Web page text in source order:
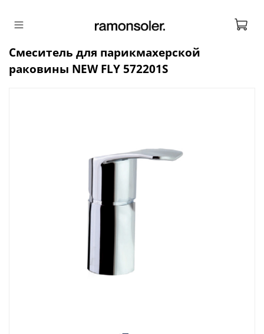
Смеситель для парикмахерской
раковины NEW FLY 572201S